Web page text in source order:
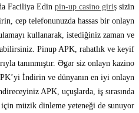
Faciliya Edin pin-up casino giriş sizin
cep telefonunuzda hassas bir onlayn
kullanarak, istediğiniz zaman ve
Pinup APK, rahatlık ve keyif
tanınmıştır. Əgər siz onlayn kazino
İndirin ve dünyanın en iyi onlayn
APK, uçuşlarda, iş sırasında
müzik dinleme yeteneği de sunuyor.